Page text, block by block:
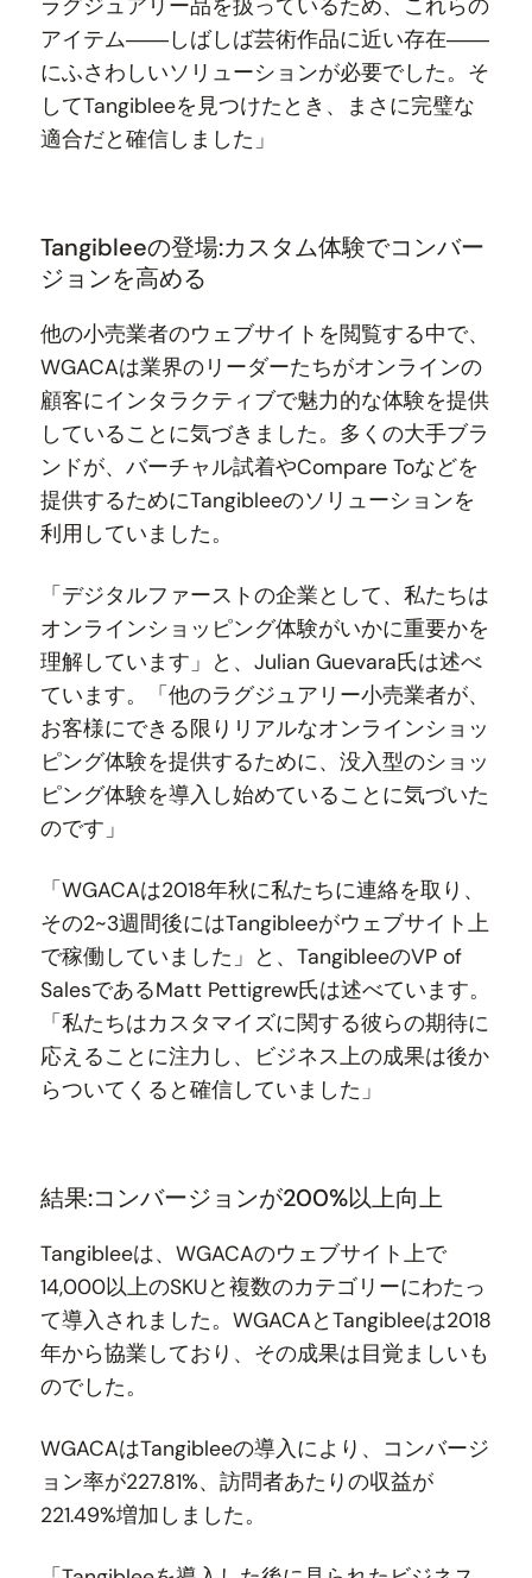
ラグジュアリー品を扱っているため、これらの
アイテム――しばしば芸術作品に近い存在――
にふさわしいソリューションが必要でした。そ
してTangibleeを見つけたとき、まさに完璧な
適合だと確信しました」
Tangibleeの登場:カスタム体験でコンバー
ジョンを高める
他の小売業者のウェブサイトを閲覧する中で、
WGACAは業界のリーダーたちがオンラインの
顧客にインタラクティブで魅力的な体験を提供
していることに気づきました。多くの大手ブラ
ンドが、バーチャル試着やCompare Toなどを
提供するためにTangibleeのソリューションを
利用していました。
「デジタルファーストの企業として、私たちは
オンラインショッピング体験がいかに重要かを
理解しています」と、Julian Guevara氏は述べ
ています。「他のラグジュアリー小売業者が、
お客様にできる限りリアルなオンラインショッ
ピング体験を提供するために、没入型のショッ
ピング体験を導入し始めていることに気づいた
のです」
「WGACAは2018年秋に私たちに連絡を取り、
その2~3週間後にはTangibleeがウェブサイト上
で稼働していました」と、TangibleeのVP of
SalesであるMatt Pettigrew氏は述べています。
「私たちはカスタマイズに関する彼らの期待に
応えることに注力し、ビジネス上の成果は後か
らついてくると確信していました」
結果:コンバージョンが200%以上向上
Tangibleeは、WGACAのウェブサイト上で
14,000以上のSKUと複数のカテゴリーにわたっ
て導入されました。WGACAとTangibleeは2018
年から協業しており、その成果は目覚ましいも
のでした。
WGACAはTangibleeの導入により、コンバージ
ョン率が227.81%、訪問者あたりの収益が
221.49%増加しました。